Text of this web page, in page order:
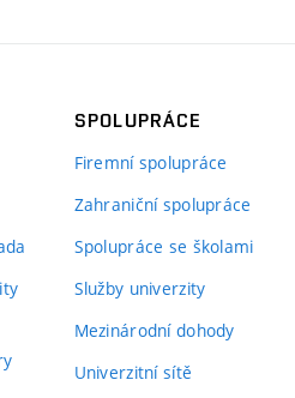
SPOLUPRÁCE
Firemní spolupráce
Zahraniční spolupráce
Spolupráce se školami
Služby univerzity
Mezinárodní dohody
Univerzitní sítě